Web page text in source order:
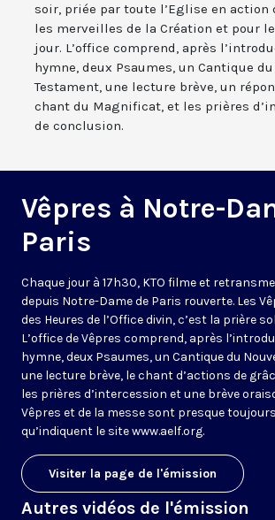
soir, priée par toute l’Eglise en action
les merveilles de la Création et pour
jour. L’office comprend, après
hymne, deux Psaumes, un Cantique
Testament, une lecture brève, un
chant du Magnificat, et les prières
de conclusion.
Vêpres à Notre-
Paris
Chaque jour à 17h30, KTO filme et
depuis Notre-Dame de Paris rouverte. Les
des Heures de l’Office divin, c’est la prière
L’office de Vêpres comprend, après
hymne, deux Psaumes, un Cantique du
une lecture brève, le chant d’actions de
les prières d’intercession et une brève
Vêpres et de la messe sont presque
qu’indiquent le sitewww.aelf.org.
Visiter la page de l'émission
Autres vidéos de l'émission